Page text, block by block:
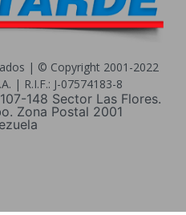
| © Copyright 2001-2022
| R.I.F.: J-07574183-8
148 Sector Las Flores.
Zona Postal 2001